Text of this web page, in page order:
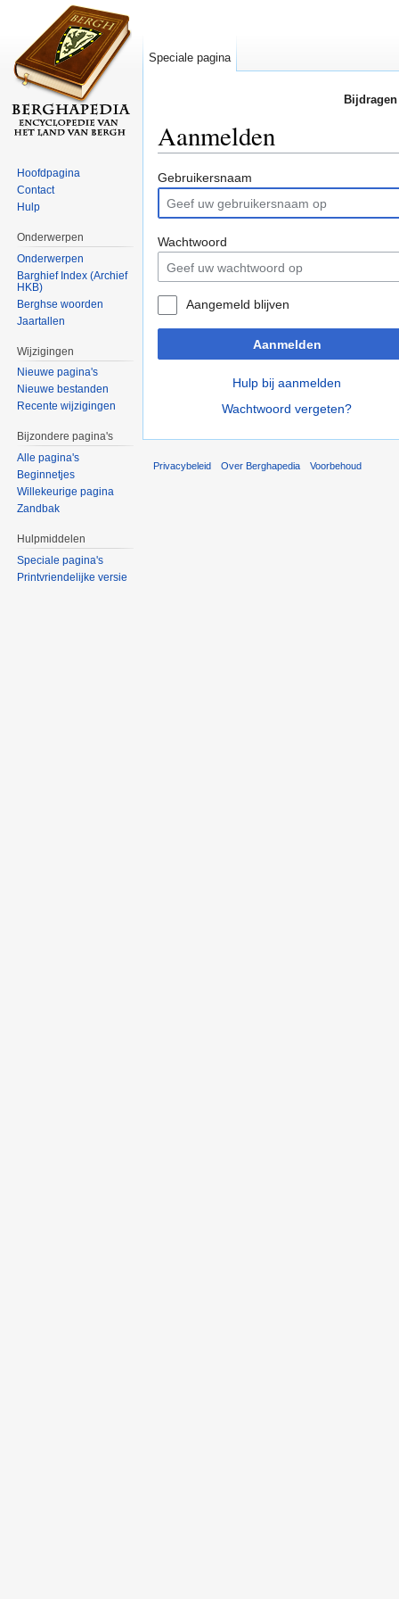
Aanmelden
Gebruikersnaam
Wachtwoord
Aangemeld blijven
Aanmelden
Hulp bij aanmelden
Wachtwoord vergeten?
Speciale pagina
Hoofdpagina
Contact
Hulp
Onderwerpen
Onderwerpen
Barghief Index (Archief
HKB)
Berghse woorden
Jaartallen
Wijzigingen
Nieuwe pagina's
Nieuwe bestanden
Recente wijzigingen
Bijzondere pagina's
Alle pagina's
Beginnetjes
Willekeurige pagina
Zandbak
Hulpmiddelen
Speciale pagina's
Printvriendelijke versie
Privacybeleid Over Berghapedia Voorbehoud